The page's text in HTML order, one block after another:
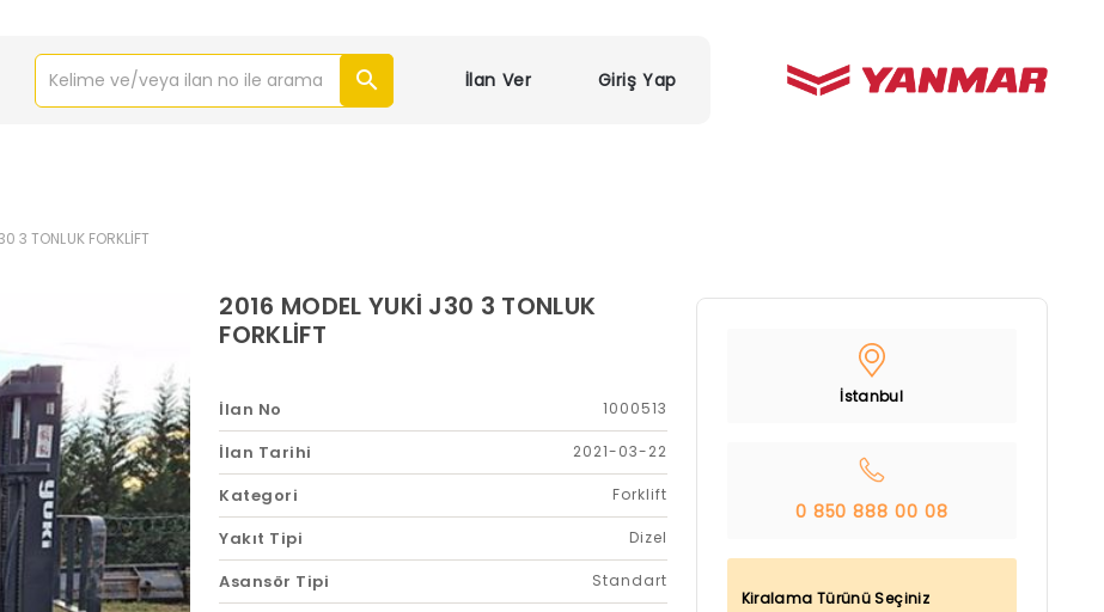
İlan Ver Giriş Yap
3 TONLUK FORKLİFT
2016 MODEL YUKİ J30 3 TONLUK
FORKLİFT
İlan No 1000513
İlan Tarihi 2021-03-22
Kategori Forklift
Yakıt Tipi Dizel
Asansör Tipi Standart
İstanbul
0 850 888 00 08
Kiralama Türünü Seçiniz